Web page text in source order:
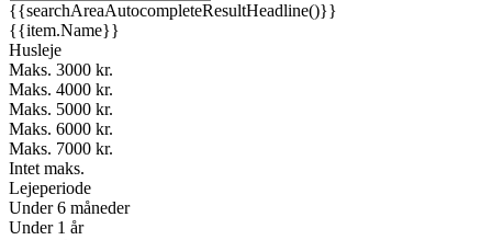
{{searchAreaAutocompleteResultHeadline()}}
{{item.Name}}
Husleje
Maks. 3000 kr.
Maks. 4000 kr.
Maks. 5000 kr.
Maks. 6000 kr.
Maks. 7000 kr.
Intet maks.
Lejeperiode
Under 6 måneder
Under 1 år